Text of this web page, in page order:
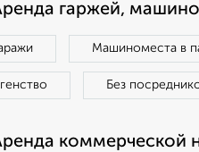
гаржей,
Машиноместа в
Без
коммерческой